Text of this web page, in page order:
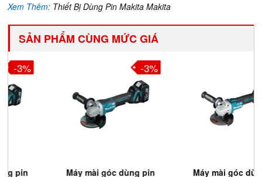
Xem Thêm: Thiết Bị Dùng Pin Makita Makita
SẢN PHẨM CÙNG MỨC GIÁ
Máy mài góc dùng pin Máy mài góc dùng pin